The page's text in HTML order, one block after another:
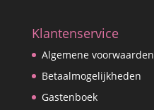
Klantenservice
Algemene voorwaarden
Betaalmogelijkheden
Gastenboek